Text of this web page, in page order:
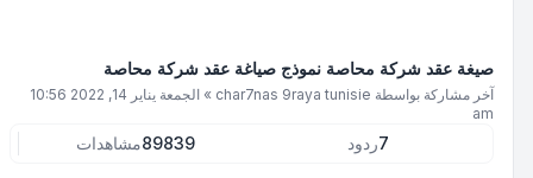
صيغة عقد شركة محاصة نموذج صياغة عقد شركة محاصة
آخر مشاركة بواسطةchar7nas 9raya tunisie
»
الجمعة يناير 14, 2022 10:56
am
ردود 89839مشاهدات